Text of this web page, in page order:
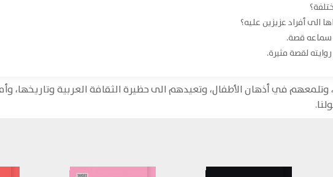
الى أفراد عزيزين عليه؟
سماعه قصة.
لقصة مثيرة.
وتلمعهم في أذهان الأطفال، وتعيدهم الى حظيرة الثقافة العربية وتاريخها،